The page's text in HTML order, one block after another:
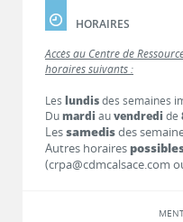
HORAIRES
Accès au Centre de
horaires suivants :
Les lundisdes semaines
Dumardi auvendredi de
Lessamedisdes
Autres horaires
(crpa@cdmcalsace.com